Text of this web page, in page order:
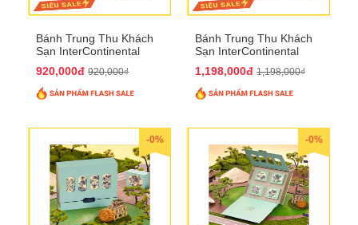
Bánh Trung Thu Khách
Sạn InterContinental
QTTT26
920,000đ 920,000₫
Bánh Trung Thu Khách
Sạn InterContinental
QTTT27
1,198,000đ 1,198,000₫
-0% -0%